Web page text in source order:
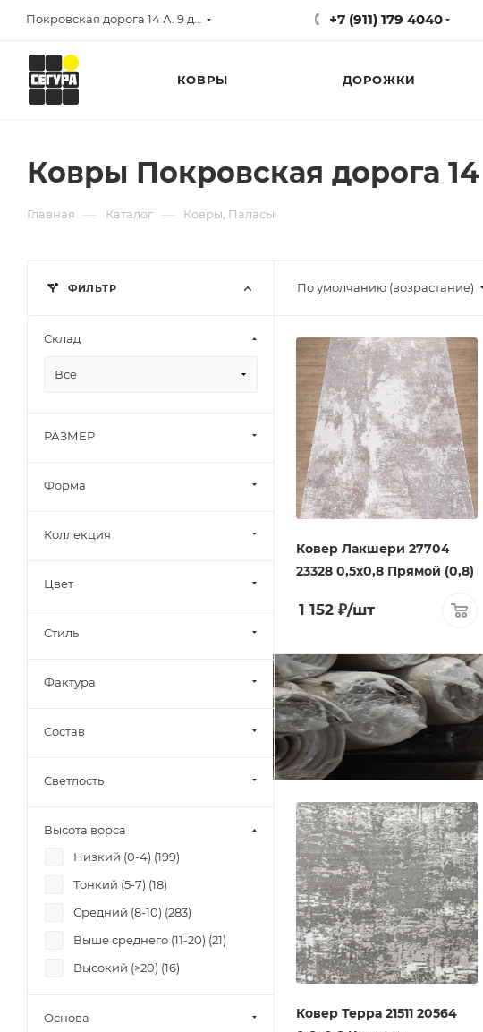
+7 (911) 179 4040
КОВРЫ ДОРОЖКИ
Ковры Покровская дорога 14
Главная — Каталог — Ковры, Паласы
По умолчанию (возрастание)
Ковер Лакшери 27704
23328 0,5х0,8 Прямой (0,8)
1 152 ₽/шт
Ковер Терра 21511 20564
ФИЛЬТР
Склад
Все
РАЗМЕР
Форма
Коллекция
Цвет
Стиль
Фактура
Состав
Светлость
Высота ворса
Низкий (0-4) (199)
Тонкий (5-7) (18)
Средний (8-10) (283)
Выше среднего (11-20) (21)
Высокий (>20) (16)
Основа